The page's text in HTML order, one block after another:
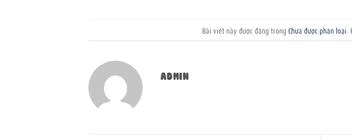
Bài viết này được đăng trongChưa được phân loại
ADMIN